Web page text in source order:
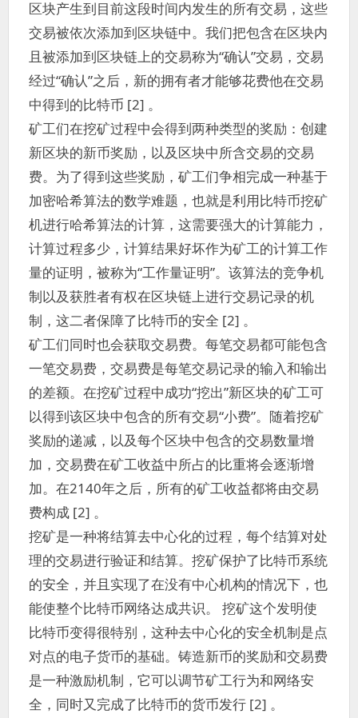
区块产生到目前这段时间内发生的所有交易，这些
交易被依次添加到区块链中。我们把包含在区块内
且被添加到区块链上的交易称为“确认”交易，交易
经过“确认”之后，新的拥有者才能够花费他在交易
中得到的比特币 [2] 。
矿工们在挖矿过程中会得到两种类型的奖励：创建
新区块的新币奖励，以及区块中所含交易的交易
费。为了得到这些奖励，矿工们争相完成一种基于
加密哈希算法的数学难题，也就是利用比特币挖矿
机进行哈希算法的计算，这需要强大的计算能力，
计算过程多少，计算结果好坏作为矿工的计算工作
量的证明，被称为“工作量证明”。该算法的竞争机
制以及获胜者有权在区块链上进行交易记录的机
制，这二者保障了比特币的安全 [2] 。
矿工们同时也会获取交易费。每笔交易都可能包含
一笔交易费，交易费是每笔交易记录的输入和输出
的差额。在挖矿过程中成功“挖出”新区块的矿工可
以得到该区块中包含的所有交易“小费”。随着挖矿
奖励的递减，以及每个区块中包含的交易数量增
加，交易费在矿工收益中所占的比重将会逐渐增
加。在2140年之后，所有的矿工收益都将由交易
费构成 [2] 。
挖矿是一种将结算去中心化的过程，每个结算对处
理的交易进行验证和结算。挖矿保护了比特币系统
的安全，并且实现了在没有中心机构的情况下，也
能使整个比特币网络达成共识。 挖矿这个发明使
比特币变得很特别，这种去中心化的安全机制是点
对点的电子货币的基础。铸造新币的奖励和交易费
是一种激励机制，它可以调节矿工行为和网络安
全，同时又完成了比特币的货币发行 [2] 。